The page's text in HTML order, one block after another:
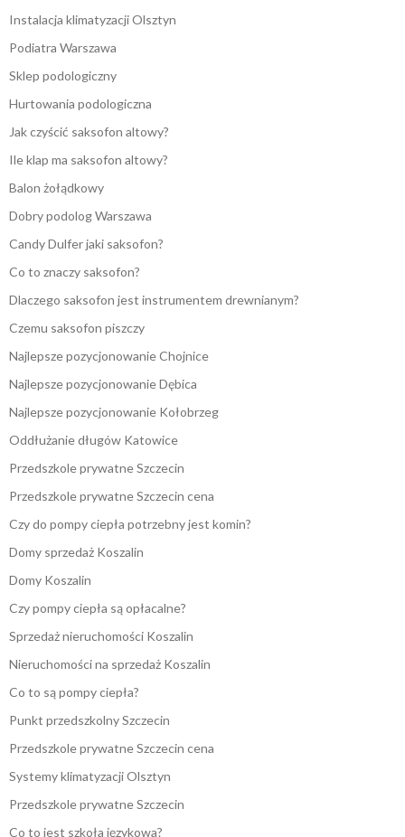
Instalacja klimatyzacji Olsztyn
Podiatra Warszawa
Sklep podologiczny
Hurtowania podologiczna
Jak czyścić saksofon altowy?
Ile klap ma saksofon altowy?
Balon żołądkowy
Dobry podolog Warszawa
Candy Dulfer jaki saksofon?
Co to znaczy saksofon?
Dlaczego saksofon jest instrumentem drewnianym?
Czemu saksofon piszczy
Najlepsze pozycjonowanie Chojnice
Najlepsze pozycjonowanie Dębica
Najlepsze pozycjonowanie Kołobrzeg
Oddłużanie długów Katowice
Przedszkole prywatne Szczecin
Przedszkole prywatne Szczecin cena
Czy do pompy ciepła potrzebny jest komin?
Domy sprzedaż Koszalin
Domy Koszalin
Czy pompy ciepła są opłacalne?
Sprzedaż nieruchomości Koszalin
Nieruchomości na sprzedaż Koszalin
Co to są pompy ciepła?
Punkt przedszkolny Szczecin
Przedszkole prywatne Szczecin cena
Systemy klimatyzacji Olsztyn
Przedszkole prywatne Szczecin
Co to jest szkoła językowa?